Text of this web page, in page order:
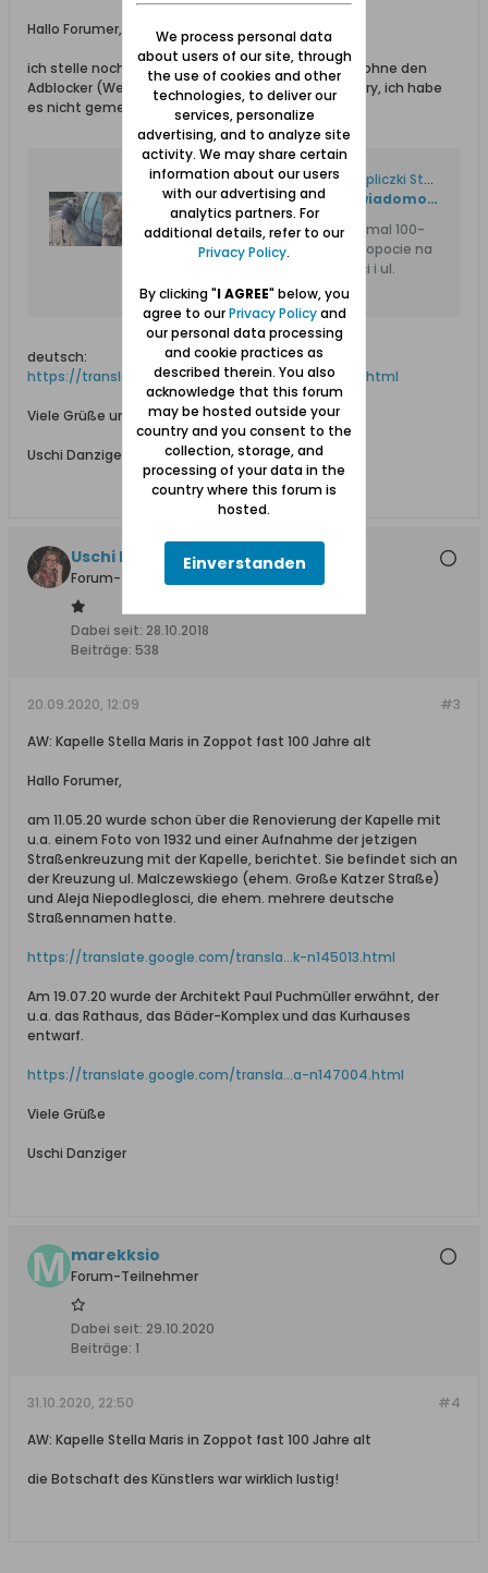
Hallo Forumer,
ich stelle noch einmal die Links von #1 ein, weil es ohne den
Adblocker (Werbeblocker) besser zu öffnen ist. Sorry, ich habe
es nicht gemerkt.
Przyjrzeliśmy się remontowi kapliczki Stella Maris w Sopocie
https://www.trojmiasto.pl/wiadomosci/Trwa-remont-kapliczki-Stella-Maris-w-Sopocie-n148823.html
Trwa kompleksowy remont niemal 100-
letniej kapliczki Stella Maris w Sopocie na
skrzyżowaniu al. Niepodległości i ul.
deutsch:
https://translate.google.com/transla...e-n148823.html
Viele Grüße und einen schönen Sonntag
Uschi Danziger
Uschi Danziger
Forum-Teilnehmer
Dabei seit: 28.10.2018
Beiträge: 538
#3
20.09.2020, 12:09
AW: Kapelle Stella Maris in Zoppot fast 100 Jahre alt
Hallo Forumer,
am 11.05.20 wurde schon über die Renovierung der Kapelle mit
u.a. einem Foto von 1932 und einer Aufnahme der jetzigen
Straßenkreuzung mit der Kapelle, berichtet. Sie befindet sich an
der Kreuzung ul. Malczewskiego (ehem. Große Katzer Straße)
und Aleja Niepodleglosci, die ehem. mehrere deutsche
Straßennamen hatte.
https://translate.google.com/transla...k-n145013.html
Am 19.07.20 wurde der Architekt Paul Puchmüller erwähnt, der
u.a. das Rathaus, das Bäder-Komplex und das Kurhauses
entwarf.
https://translate.google.com/transla...a-n147004.html
Viele Grüße
Uschi Danziger
marekksio
Forum-Teilnehmer
Dabei seit: 29.10.2020
Beiträge: 1
#4
31.10.2020, 22:50
AW: Kapelle Stella Maris in Zoppot fast 100 Jahre alt
die Botschaft des Künstlers war wirklich lustig!
We process personal data
about users of our site, through
the use of cookies and other
technologies, to deliver our
services, personalize
advertising, and to analyze site
activity. We may share certain
information about our users
with our advertising and
analytics partners. For
additional details, refer to our
Privacy Policy.
By clicking "I AGREE" below, you
agree to ourPrivacy Policyand
our personal data processing
and cookie practices as
described therein. You also
acknowledge that this forum
may be hosted outside your
country and you consent to the
collection, storage, and
processing of your data in the
country where this forum is
hosted.
Einverstanden